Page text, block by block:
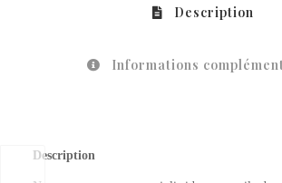
Description
Informations
Description